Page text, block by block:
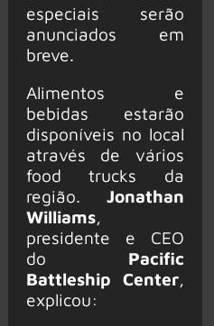
especiais serão
anunciados em
breve.
Alimentos e
bebidas estarão
disponíveis no local
através de vários
food trucks da
região. Jonathan
Williams,
presidente e CEO
do Pacific
Battleship Center,
explicou: